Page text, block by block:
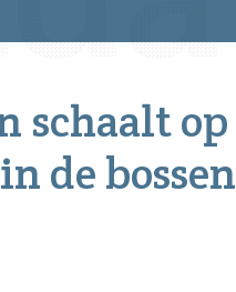
schaalt op
de bossen